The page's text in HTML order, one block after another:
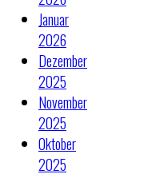
Januar
2026
Dezember
2025
November
2025
Oktober
2025